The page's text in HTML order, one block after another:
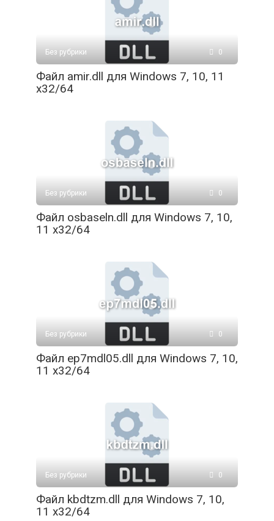
Без рубрики 0
Файл amir.dll для Windows 7, 10, 11
x32/64
Без рубрики 0
Файл osbaseln.dll для Windows 7, 10,
11 x32/64
Без рубрики 0
Файл ep7mdl05.dll для Windows 7, 10,
11 x32/64
Без рубрики 0
Файл kbdtzm.dll для Windows 7, 10,
11 x32/64